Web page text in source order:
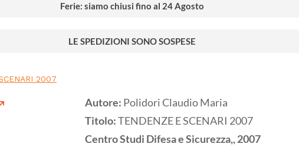
Ferie: siamo chiusi fino al 24 Agosto
LE SPEDIZIONI SONO SOSPESE
2007
Autore: Polidori Claudio Maria
Titolo:TENDENZE E SCENARI 2007
Centro Studi Difesa e Sicurezza,,2007